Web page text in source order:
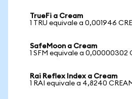
TrueFi a Cream
1 TRU equivale a 0,001946
SafeMoon a Cream
1 SFM equivale a 0,00000302
Rai Reflex Index a Cream
1 RAI equivale a 4,8240